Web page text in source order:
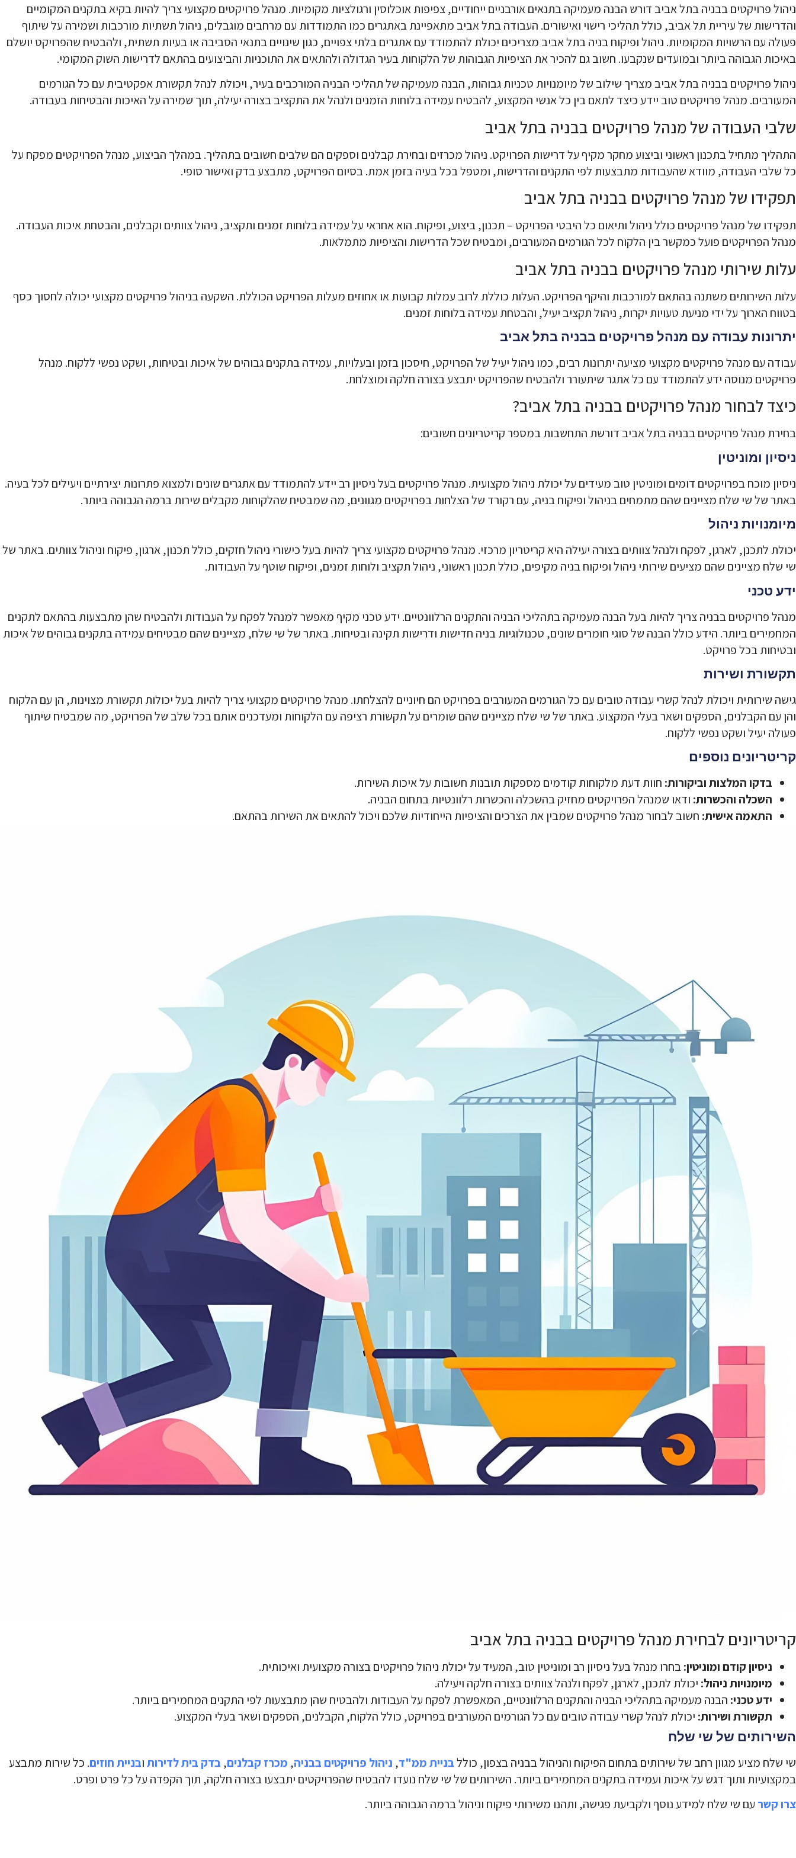
ניהול פרויקטים בבניה בתל אביב דורש הבנה מעמיקה בתנאים אורבניים ייחודיים, צפיפות אוכלוסין ורגולציות מקומיות. מנהל פרויקטים מקצועי צריך להיות בקיא בתקנים המקומיים
והדרישות של עיריית תל אביב, כולל תהליכי רישוי ואישורים. העבודה בתל אביב מתאפיינת באתגרים כמו התמודדות עם מרחבים מוגבלים, ניהול תשתיות מורכבות ושמירה על שיתוף
פעולה עם הרשויות המקומיות. ניהול ופיקוח בניה בתל אביב מצריכים יכולת להתמודד עם אתגרים בלתי צפויים, כגון שינויים בתנאי הסביבה או בעיות תשתית, ולהבטיח שהפרויקט יושלם
באיכות הגבוהה ביותר ובמועדים שנקבעו. חשוב גם להכיר את הציפיות הגבוהות של הלקוחות בעיר הגדולה ולהתאים את התוכניות והביצועים בהתאם לדרישות השוק המקומי.
ניהול פרויקטים בבניה בתל אביב מצריך שילוב של מיומנויות טכניות גבוהות, הבנה מעמיקה של תהליכי הבניה המורכבים בעיר, ויכולת לנהל תקשורת אפקטיבית עם כל הגורמים
המעורבים. מנהל פרויקטים טוב יידע כיצד לתאם בין כל אנשי המקצוע, להבטיח עמידה בלוחות הזמנים ולנהל את התקציב בצורה יעילה, תוך שמירה על האיכות והבטיחות בעבודה.
שלבי העבודה של מנהל פרויקטים בבניה בתל אביב
התהליך מתחיל בתכנון ראשוני וביצוע מחקר מקיף על דרישות הפרויקט. ניהול מכרזים ובחירת קבלנים וספקים הם שלבים חשובים בתהליך. במהלך הביצוע, מנהל הפרויקטים מפקח על
כל שלבי העבודה, מוודא שהעבודות מתבצעות לפי התקנים והדרישות, ומטפל בכל בעיה בזמן אמת. בסיום הפרויקט, מתבצע בדק ואישור סופי.
תפקידו של מנהל פרויקטים בבניה בתל אביב
תפקידו של מנהל פרויקטים כולל ניהול ותיאום כל היבטי הפרויקט – תכנון, ביצוע, ופיקוח. הוא אחראי על עמידה בלוחות זמנים ותקציב, ניהול צוותים וקבלנים, והבטחת איכות העבודה.
מנהל הפרויקטים פועל כמקשר בין הלקוח לכל הגורמים המעורבים, ומבטיח שכל הדרישות והציפיות מתמלאות.
עלות שירותי מנהל פרויקטים בבניה בתל אביב
עלות השירותים משתנה בהתאם למורכבות והיקף הפרויקט. העלות כוללת לרוב עמלות קבועות או אחוזים מעלות הפרויקט הכוללת. השקעה בניהול פרויקטים מקצועי יכולה לחסוך כסף
בטווח הארוך על ידי מניעת טעויות יקרות, ניהול תקציב יעיל, והבטחת עמידה בלוחות זמנים.
יתרונות עבודה עם מנהל פרויקטים בבניה בתל אביב
עבודה עם מנהל פרויקטים מקצועי מציעה יתרונות רבים, כמו ניהול יעיל של הפרויקט, חיסכון בזמן ובעלויות, עמידה בתקנים גבוהים של איכות ובטיחות, ושקט נפשי ללקוח. מנהל
פרויקטים מנוסה ידע להתמודד עם כל אתגר שיתעורר ולהבטיח שהפרויקט יתבצע בצורה חלקה ומוצלחת.
כיצד לבחור מנהל פרויקטים בבניה בתל אביב?
בחירת מנהל פרויקטים בבניה בתל אביב דורשת התחשבות במספר קריטריונים חשובים:
ניסיון ומוניטין
ניסיון מוכח בפרויקטים דומים ומוניטין טוב מעידים על יכולת ניהול מקצועית. מנהל פרויקטים בעל ניסיון רב יידע להתמודד עם אתגרים שונים ולמצוא פתרונות יצירתיים ויעילים לכל בעיה.
באתר של שי שלח מציינים שהם מתמחים בניהול ופיקוח בניה, עם רקורד של הצלחות בפרויקטים מגוונים, מה שמבטיח שהלקוחות מקבלים שירות ברמה הגבוהה ביותר.
מיומנויות ניהול
יכולת לתכנן, לארגן, לפקח ולנהל צוותים בצורה יעילה היא קריטריון מרכזי. מנהל פרויקטים מקצועי צריך להיות בעל כישורי ניהול חזקים, כולל תכנון, ארגון, פיקוח וניהול צוותים. באתר של
שי שלח מציינים שהם מציעים שירותי ניהול ופיקוח בניה מקיפים, כולל תכנון ראשוני, ניהול תקציב ולוחות זמנים, ופיקוח שוטף על העבודות.
ידע טכני
מנהל פרויקטים בבניה צריך להיות בעל הבנה מעמיקה בתהליכי הבניה והתקנים הרלוונטיים. ידע טכני מקיף מאפשר למנהל לפקח על העבודות ולהבטיח שהן מתבצעות בהתאם לתקנים
המחמירים ביותר. הידע כולל הבנה של סוגי חומרים שונים, טכנולוגיות בניה חדישות ודרישות תקינה ובטיחות. באתר של שי שלח, מציינים שהם מבטיחים עמידה בתקנים גבוהים של איכות
ובטיחות בכל פרויקט.
תקשורת ושירות
גישה שירותית ויכולת לנהל קשרי עבודה טובים עם כל הגורמים המעורבים בפרויקט הם חיוניים להצלחתו. מנהל פרויקטים מקצועי צריך להיות בעל יכולות תקשורת מצוינות, הן עם הלקוח
והן עם הקבלנים, הספקים ושאר בעלי המקצוע. באתר של שי שלח מציינים שהם שומרים על תקשורת רציפה עם הלקוחות ומעדכנים אותם בכל שלב של הפרויקט, מה שמבטיח שיתוף
פעולה יעיל ושקט נפשי ללקוח.
קריטריונים נוספים
בדקו המלצות וביקורות: חוות דעת מלקוחות קודמים מספקות תובנות חשובות על איכות השירות.
השכלה והכשרות: ודאו שמנהל הפרויקטים מחזיק בהשכלה והכשרות רלוונטיות בתחום הבניה.
התאמה אישית: חשוב לבחור מנהל פרויקטים שמבין את הצרכים והציפיות הייחודיות שלכם ויכול להתאים את השירות בהתאם.
קריטריונים לבחירת מנהל פרויקטים בבניה בתל אביב
ניסיון קודם ומוניטין:בחרו מנהל בעל ניסיון רב ומוניטין טוב, המעיד על יכולת ניהול פרויקטים בצורה מקצועית ואיכותית.
מיומנויות ניהול: יכולת לתכנן, לארגן, לפקח ולנהל צוותים בצורה חלקה ויעילה.
ידע טכני: הבנה מעמיקה בתהליכי הבניה והתקנים הרלוונטיים, המאפשרת לפקח על העבודות ולהבטיח שהן מתבצעות לפי התקנים המחמירים ביותר.
תקשורת ושירות: יכולת לנהל קשרי עבודה טובים עם כל הגורמים המעורבים בפרויקט, כולל הלקוח, הקבלנים, הספקים ושאר בעלי המקצוע.
השירותים של שי שלח
שי שלח מציע מגוון רחב של שירותים בתחום הפיקוח והניהול בבניה בצפון, כוללבניית ממ"ד, ניהול פרויקטים בבניה, מכרז קבלנים, בדק בית לדירותובניית חוזים. כל שירות מתבצע
במקצועיות ותוך דגש על איכות ועמידה בתקנים המחמירים ביותר. השירותים של שי שלח נועדו להבטיח שהפרויקטים יתבצעו בצורה חלקה, תוך הקפדה על כל פרט ופרט.
צרו קשר עם שי שלח למידע נוסף ולקביעת פגישה, ותהנו משירותי פיקוח וניהול ברמה הגבוהה ביותר.